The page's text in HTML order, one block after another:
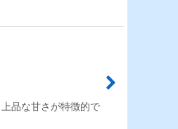
な甘さが特徴的で